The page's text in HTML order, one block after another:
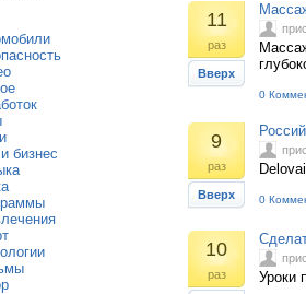
бизнес
11
раз
Вверх
0
9
раз
Вверх 0
10
раз Уроки